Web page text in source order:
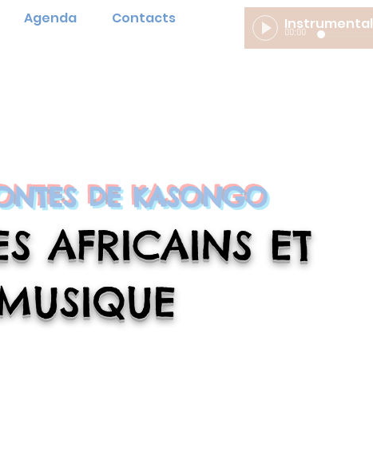
Agenda Contacts Instrumental
00:00
DE KASONGO
AFRICAINS ET